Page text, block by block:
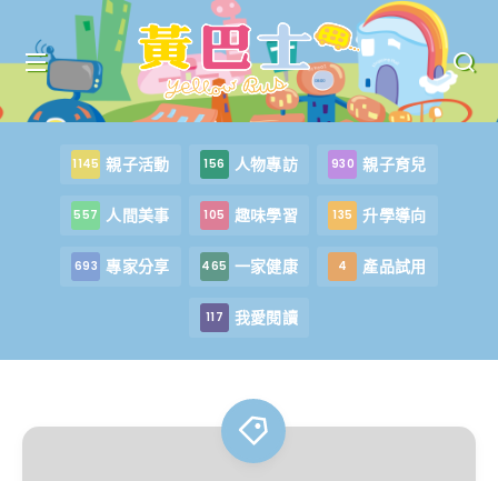
1145 親子活動 156 人物專訪 930 親子育兒
557 人間美事 105 趣味學習 135 升學導向
693 專家分享 465 一家健康 4 產品試用
117 我愛閱讀